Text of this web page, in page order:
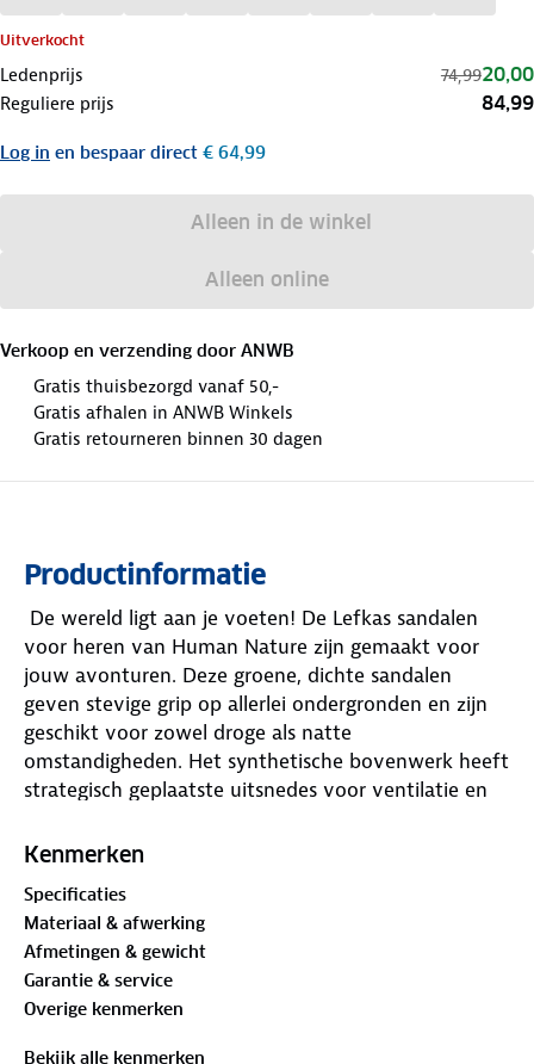
Uitverkocht
Ledenprijs 74,9920,00
Reguliere prijs 84,99
Log in en bespaar direct € 64,99
Alleen in de winkel
Alleen online
Verkoop en verzending door ANWB
Gratis thuisbezorgd vanaf 50,-
Gratis afhalen in ANWB Winkels
Gratis retourneren binnen 30 dagen
Productinformatie
De wereld ligt aan je voeten! De Lefkas sandalen
voor heren van Human Nature zijn gemaakt voor
jouw avonturen. Deze groene, dichte sandalen
geven stevige grip op allerlei ondergronden en zijn
geschikt voor zowel droge als natte
omstandigheden. Het synthetische bovenwerk heeft
strategisch geplaatste uitsnedes voor ventilatie en
vetersysteem zorgen voor een pasvorm die prettig
aansluit. De anatomisch gevormde binnenzool
ondersteunt je voet op natuurlijke wijze en is
uitneembaar, zodat je eventueel je eigen inlegzolen
kunt gebruiken. De EVA-middenzool biedt een
veerkrachtige demping, waardoor lange
Kenmerken
Specificaties
Materiaal & afwerking
Afmetingen & gewicht
Garantie & service
Overige kenmerken
Bekijk alle kenmerken